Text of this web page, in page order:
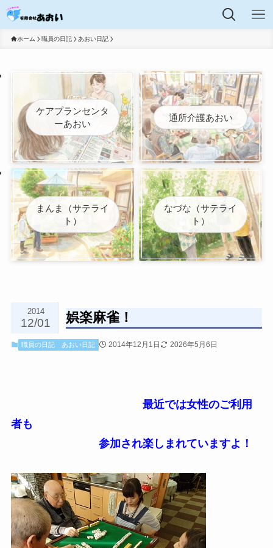
ホーム 職員の日記 あおい日記
ケアプランセンタ
ーあおい
通所介護あおい
まんま（サテライ
ト）
なづな（サテライ
ト）
娯楽麻雀！
2014
12/01
職員の日記 あおい日記 2014年12月1日 2026年5月6日
最近では女性のご利用
者も
参加され楽しまれていますよ！